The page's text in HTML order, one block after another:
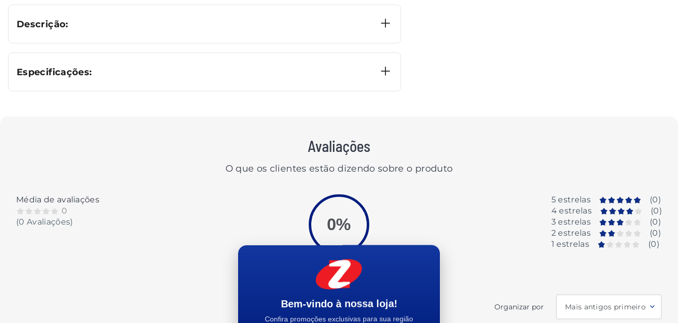
Bem-vindo à nossa loja!
Confira promoções exclusivas para sua região
Descrição:
Especificações:
Avaliações
O que os clientes estão dizendo sobre o produto
Média de avaliações
0
(0 Avaliações)
0%
Recomendam esse produto
5 estrelas (0)
4 estrelas
(0)
3 estrelas
(0)
2 estrelas
(0)
1 estrelas
(0)
Organizar por Mais antigos primeiro